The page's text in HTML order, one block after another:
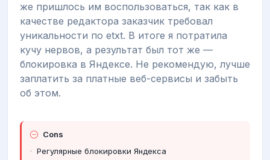
же пришлось им воспользоваться, так как в
качестве редактора заказчик требовал
уникальности по etxt. В итоге я потратила
кучу нервов, а результат был тот же —
блокировка в Яндексе. Не рекомендую, лучше
заплатить за платные веб-сервисы и забыть
об этом.
Cons
Регулярные блокировки Яндекса